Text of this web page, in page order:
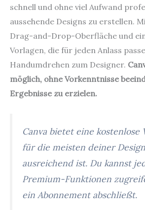
schnell und ohne viel Aufwand
aussehende Designs zu erstellen.
Drag-and-Drop-Oberfläche und
Vorlagen, die für jeden Anlass
Handumdrehen zum Designer.
möglich, ohne Vorkenntnisse
Ergebnisse zu erzielen.
Canva bietet eine kostenlose
für die meisten deiner
ausreichend ist. Du kannst
Premium-Funktionen
ein Abonnement abschließt.